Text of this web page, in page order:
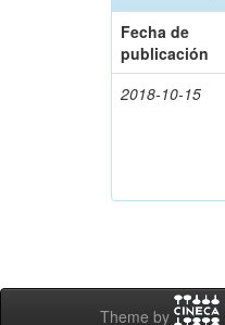
Fecha de
publicación
2018-10-15
Theme by